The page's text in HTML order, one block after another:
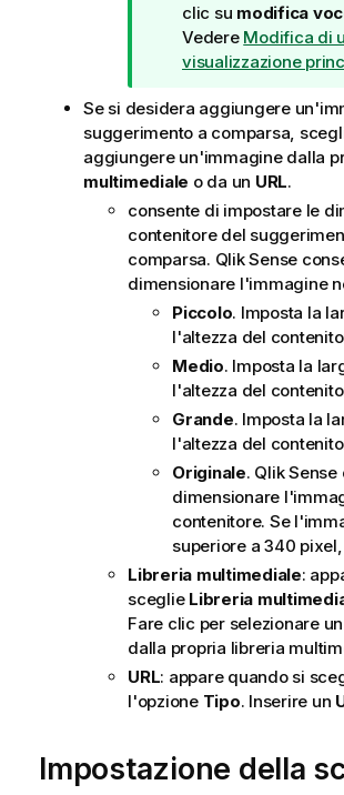
t
a
d
s
u
g
g
e
r
i
m
e
n
o
clic su modifica
Vedere Modifica di
visualizzazione
Se si desidera aggiungere
suggerimento a comparsa,
aggiungere un'immagine dalla
multimediale o da un URL.
consente di impostare le
contenitore del
comparsa. Qlik Sense
dimensionare l'immagine
Piccolo. Imposta la
l'altezza del
Medio. Imposta la
l'altezza del
Grande. Imposta la
l'altezza del
Originale. Qlik Sense
dimensionare
contenitore. Se
superiore a 340
Libreria multimediale:
sceglie Libreria
Fare clic per selezionare
dalla propria libreria
URL: appare quando si
l'opzione Tipo. Inserire un
Impostazione della